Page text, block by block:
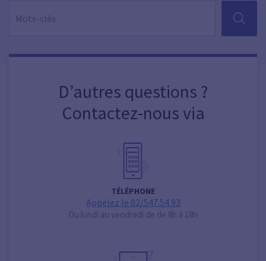
D’autres questions ?
Contactez-nous via
TÉLÉPHONE
Appelez le 02/547.54.93
Du lundi au vendredi de de 8h à 18h